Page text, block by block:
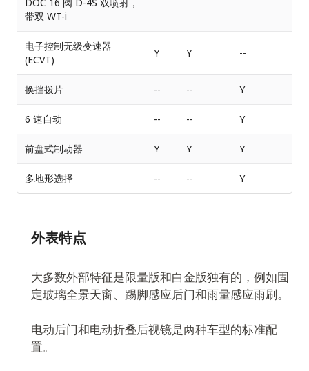
DOC 16 阀 D-4S 双喷射，
带双 WT-i
电子控制无级变速器
(ECVT)
Y Y --
换挡拨片 -- -- Y
6 速自动 -- -- Y
前盘式制动器 Y Y Y
多地形选择 -- -- Y
外表特点
大多数外部特征是限量版和白金版独有的，例如固
定玻璃全景天窗、踢脚感应后门和雨量感应雨刷。
电动后门和电动折叠后视镜是两种车型的标准配
置。